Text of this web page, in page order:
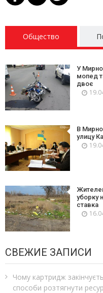
Общество
У
мопед
двоє
В
улицу
уборку
ставка
СВЕЖИЕ ЗАПИСИ
Чому картридж
способи розтягнути